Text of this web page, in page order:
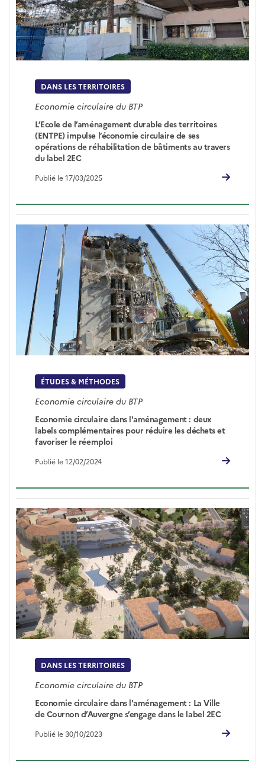
DANS LES TERRITOIRES
Economie circulaire du BTP
L’Ecole de l’aménagement durable des territoires
(ENTPE) impulse l’économie circulaire de ses
opérations de réhabilitation de bâtiments au travers
du label 2EC
Publié le 17/03/2025
ÉTUDES & MÉTHODES
Economie circulaire du BTP
Economie circulaire dans l'aménagement : deux
labels complémentaires pour réduire les déchets et
favoriser le réemploi
Publié le 12/02/2024
DANS LES TERRITOIRES
Economie circulaire du BTP
Economie circulaire dans l'aménagement : La Ville
de Cournon d’Auvergne s’engage dans le label 2EC
Publié le 30/10/2023